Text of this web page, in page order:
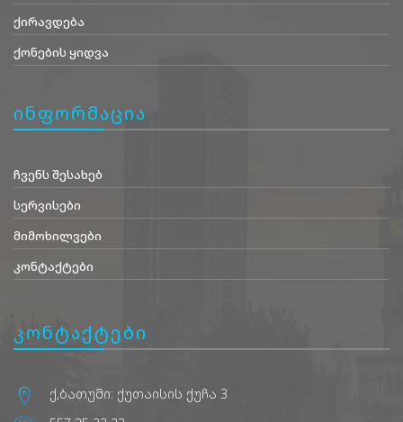
ქირავდება
ქონების ყიდვა
ინფორმაცია
ჩვენს შესახებ
სერვისები
მიმოხილვები
კონტაქტები
კონტაქტები
ქ,ბათუმი: ქუთაისის ქუჩა 3